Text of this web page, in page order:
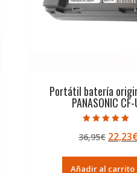
Portátil batería
PANASONIC CF-
5.00
de 5
36,95€ El
22,23
Añadir al carrito